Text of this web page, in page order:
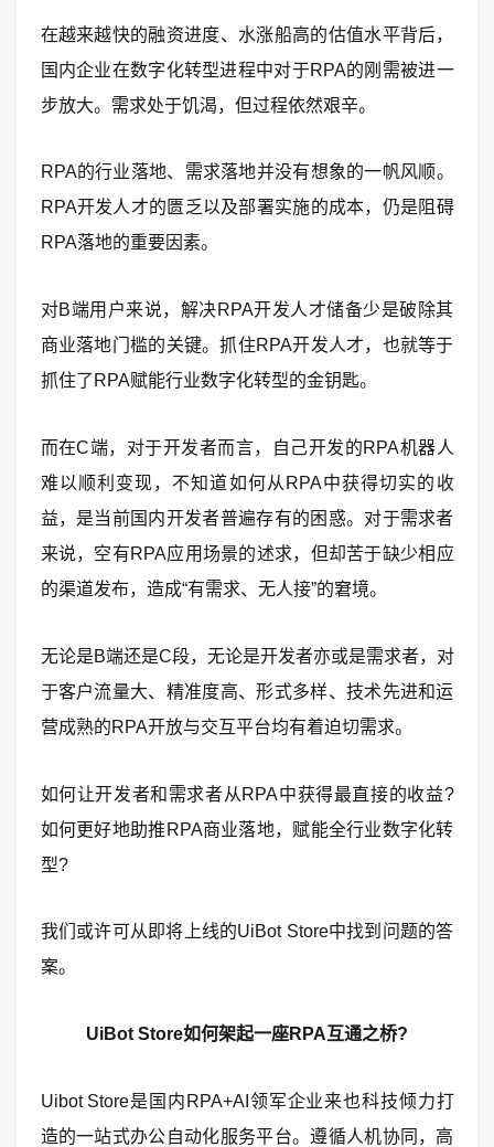
在越来越快的融资进度、水涨船高的估值水平背后，
国内企业在数字化转型进程中对于RPA的刚需被进一
步放大。需求处于饥渴，但过程依然艰辛。
RPA的行业落地、需求落地并没有想象的一帆风顺。
RPA开发人才的匮乏以及部署实施的成本，仍是阻碍
RPA落地的重要因素。
对B端用户来说，解决RPA开发人才储备少是破除其
商业落地门槛的关键。抓住RPA开发人才，也就等于
抓住了RPA赋能行业数字化转型的金钥匙。
而在C端，对于开发者而言，自己开发的RPA机器人
难以顺利变现，不知道如何从RPA中获得切实的收
益，是当前国内开发者普遍存有的困惑。对于需求者
来说，空有RPA应用场景的述求，但却苦于缺少相应
的渠道发布，造成“有需求、无人接”的窘境。
无论是B端还是C段，无论是开发者亦或是需求者，对
于客户流量大、精准度高、形式多样、技术先进和运
营成熟的RPA开放与交互平台均有着迫切需求。
如何让开发者和需求者从RPA中获得最直接的收益?
如何更好地助推RPA商业落地，赋能全行业数字化转
型?
我们或许可从即将上线的UiBot Store中找到问题的答
案。
UiBot Store如何架起一座RPA互通之桥?
Uibot Store是国内RPA+AI领军企业来也科技倾力打
造的一站式办公自动化服务平台。遵循人机协同，高